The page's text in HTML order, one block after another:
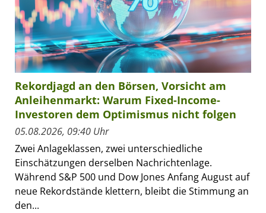
Rekordjagd an den Börsen, Vorsicht am
Anleihenmarkt: Warum Fixed-Income-
Investoren dem Optimismus nicht folgen
05.08.2026, 09:40 Uhr
Zwei Anlageklassen, zwei unterschiedliche
Einschätzungen derselben Nachrichtenlage.
Während S&P 500 und Dow Jones Anfang August auf
neue Rekordstände klettern, bleibt die Stimmung an
den...